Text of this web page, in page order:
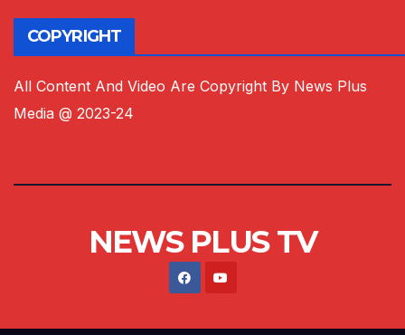
COPYRIGHT
All Content And Video Are Copyright By News Plus
Media @ 2023-24
NEWS PLUS TV